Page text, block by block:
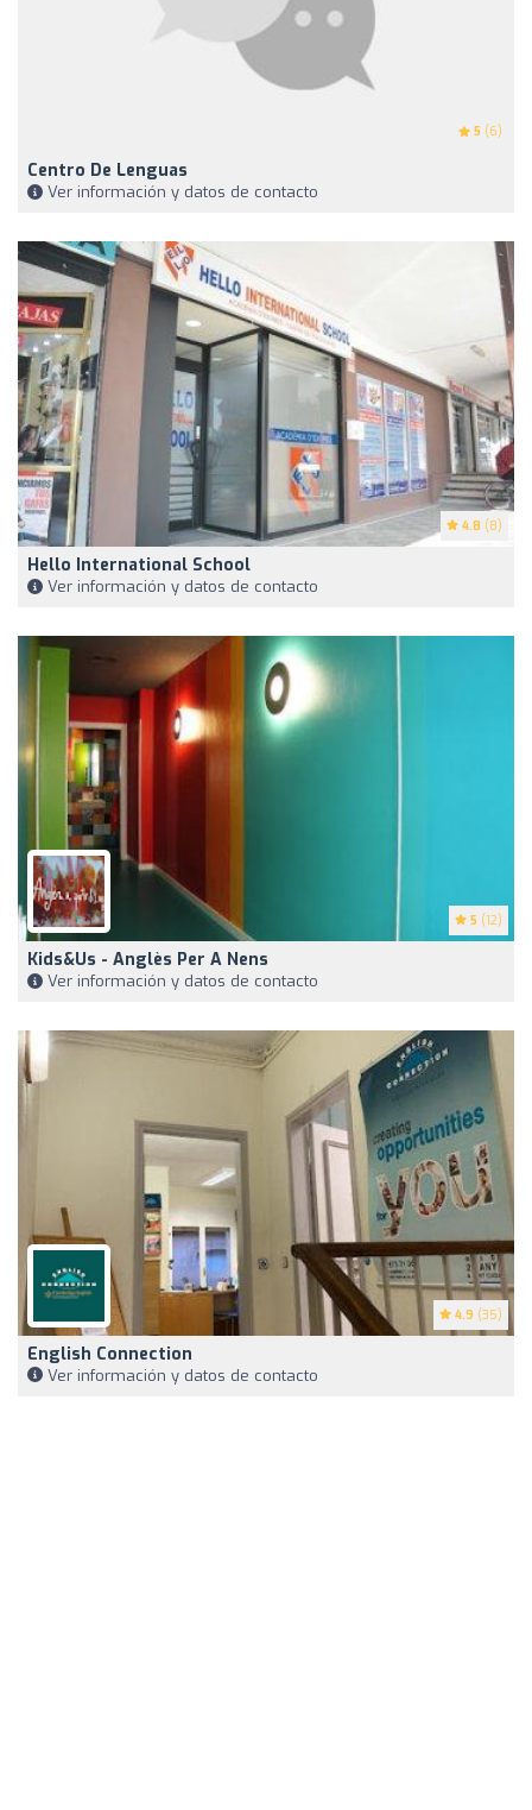
5 (6)
Centro De Lenguas
Ver información y datos de contacto
4.8 (8)
Hello International School
Ver información y datos de contacto
5 (12)
Kids&Us - Anglès Per A Nens
Ver información y datos de contacto
4.9 (35)
English Connection
Ver información y datos de contacto